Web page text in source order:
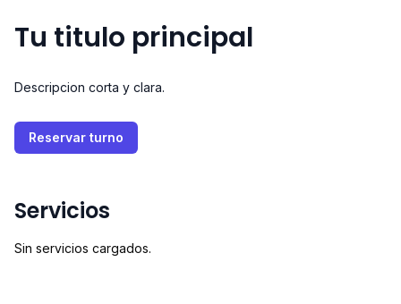
Tu titulo principal
Descripcion corta y clara.
Reservar turno
Servicios
Sin servicios cargados.